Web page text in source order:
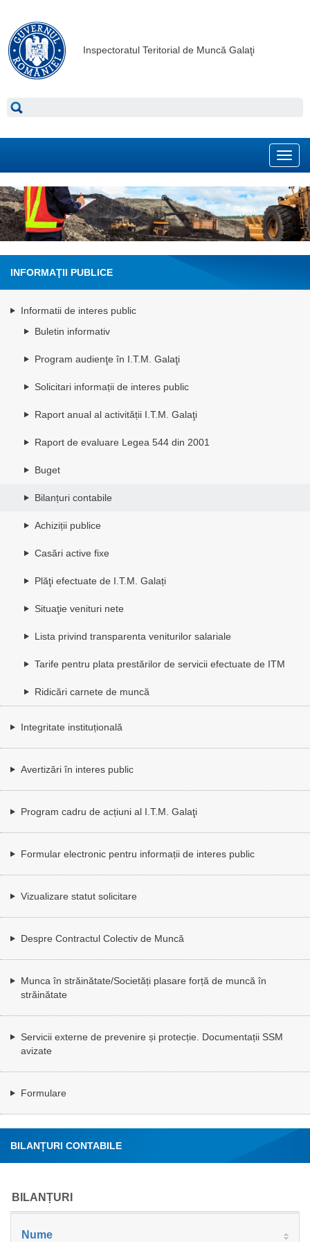
Inspectoratul Teritorial de Muncă Galaţi
INFORMAŢII PUBLICE
Informatii de interes public
Buletin informativ
Program audienţe în I.T.M. Galaţi
Solicitari informații de interes public
Raport anual al activității I.T.M. Galaţi
Raport de evaluare Legea 544 din 2001
Buget
Bilanțuri contabile
Achiziții publice
Casări active fixe
Plăţi efectuate de I.T.M. Galați
Situaţie venituri nete
Lista privind transparenta veniturilor salariale
Tarife pentru plata prestărilor de servicii efectuate de ITM
Ridicări carnete de muncă
Integritate instituțională
Avertizări în interes public
Program cadru de acțiuni al I.T.M. Galaţi
Formular electronic pentru informații de interes public
Vizualizare statut solicitare
Despre Contractul Colectiv de Muncă
Munca în străinătate/Societăți plasare forță de muncă în
străinătate
Servicii externe de prevenire și protecție. Documentații SSM
avizate
Formulare
BILANȚURI CONTABILE
BILANȚURI
Nume